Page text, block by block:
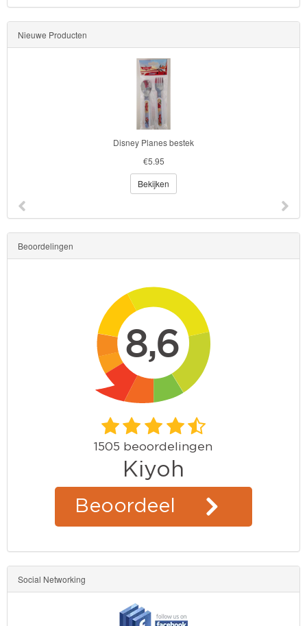
Nieuwe Producten
Disney Planes bestek
€5.95
Bekijken
Beoordelingen
Social Networking